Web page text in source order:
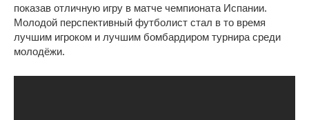
показав отличную игру в матче чемпионата Испании.
Молодой перспективный футболист стал в то время
лучшим игроком и лучшим бомбардиром турнира среди
молодёжи.